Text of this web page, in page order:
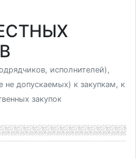
исполнителей),
не допускаемых) к закупкам, к
закупок